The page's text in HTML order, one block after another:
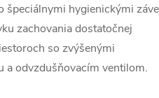
špeciálnymi hygienickými
zachovania dostatočnej
so zvýšenými
a odvzdušňovacím ventilom.